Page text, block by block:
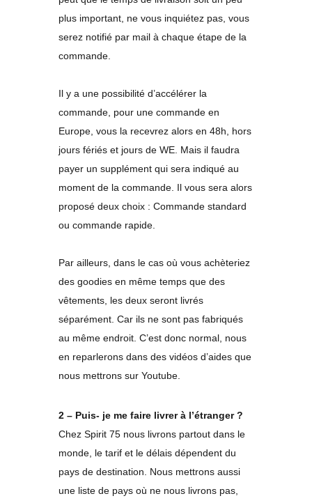
plus important, ne vous inquiétez pas, vous
serez notifié par mail à chaque étape de la
commande.
Il y a une possibilité d’accélérer la
commande, pour une commande en
Europe, vous la recevrez alors en 48h, hors
jours fériés et jours de WE. Mais il faudra
payer un supplément qui sera indiqué au
moment de la commande. Il vous sera alors
proposé deux choix : Commande standard
ou commande rapide.
Par ailleurs, dans le cas où vous achèteriez
des goodies en même temps que des
vêtements, les deux seront livrés
séparément. Car ils ne sont pas fabriqués
au même endroit. C’est donc normal, nous
en reparlerons dans des vidéos d’aides que
nous mettrons sur Youtube.
2 – Puis- je me faire livrer à l’étranger ?
Chez Spirit 75 nous livrons partout dans le
monde, le tarif et le délais dépendent du
pays de destination. Nous mettrons aussi
une liste de pays où ne nous livrons pas,